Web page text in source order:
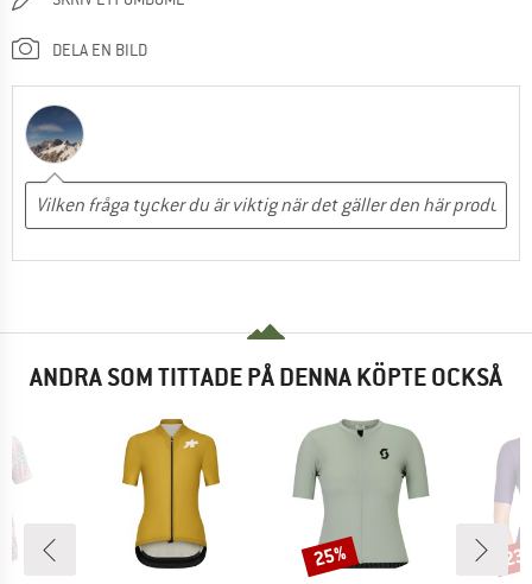
DELA EN BILD
ANDRA SOM TITTADE PÅ DENNA KÖPTE OCKSÅ
Rabatt
25%